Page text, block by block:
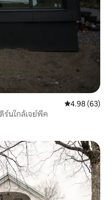
คะแนนเฉลี่ย
4.98 (63)
ร์นใกล้เจย์พีค